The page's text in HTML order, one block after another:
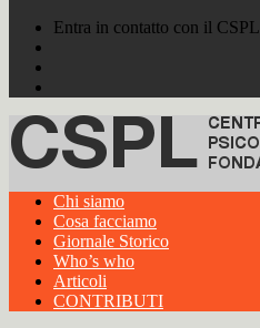
Entra in contatto con il CSPL
Chi siamo
Cosa facciamo
Giornale Storico
Who’s who
Articoli
CONTRIBUTI